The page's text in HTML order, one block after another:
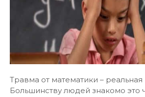
Травма от математики –
Большинству людей знакомо это